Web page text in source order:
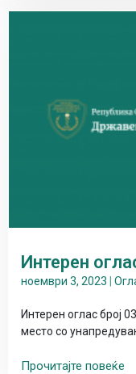
Интерен
ноември 3, 2023
Интерен оглас број
место со
Прочитајте повеќе